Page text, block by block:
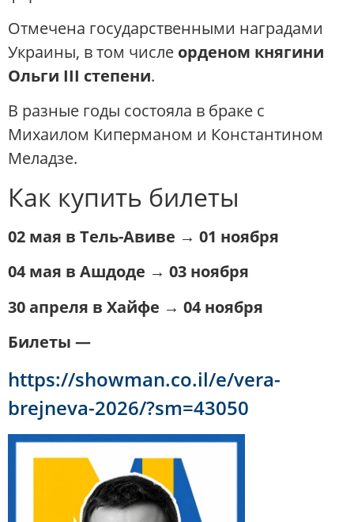
Отмечена государственными наградами
Украины, в том числе орденом княгини
Ольги III степени.
В разные годы состояла в браке с
Михаилом Киперманом и Константином
Меладзе.
Как купить билеты
02 мая в Тель-Авиве → 01 ноября
04 мая в Ашдоде → 03 ноября
30 апреля в Хайфе → 04 ноября
Билеты —
https://showman.co.il/e/vera-
brejneva-2026/?sm=43050